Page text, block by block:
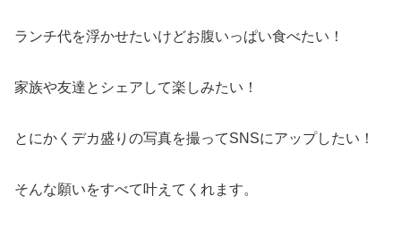
ランチ代を浮かせたいけどお腹いっぱい食べたい！
家族や友達とシェアして楽しみたい！
とにかくデカ盛りの写真を撮ってSNSにアップしたい！
そんな願いをすべて叶えてくれます。